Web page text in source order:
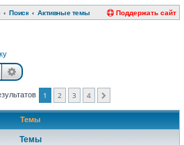
Поиск Активные темы Поддержать сайт
ПоискРасширенный поиск
1 2 3 4
Темы
Темы